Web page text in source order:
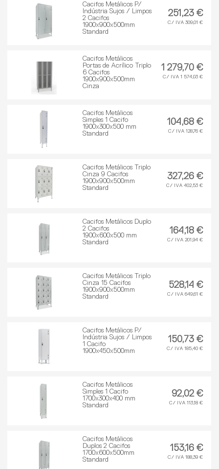
Cacifos Metálicos P/
Indústria Sujos / Limpos
2 Cacifos
1900x900x500mm
Standard
251,23 €
C/ IVA 309,01 €
Cacifos Metálicos
Portas de Acrílico Triplo
6 Cacifos
1900x900x500mm
Cinza
1 279,70 €
C/ IVA 1 574,03 €
Cacifos Metálicos
Simples 1 Cacifo
1900x300x500 mm
Standard
104,68 €
C/ IVA 128,76 €
Cacifos Metálicos Triplo
Cinza 9 Cacifos
1900x900x500mm
Standard
327,26 €
C/ IVA 402,53 €
Cacifos Metálicos Duplo
2 Cacifos
1900x600x500 mm
Standard
164,18 €
C/ IVA 201,94 €
Cacifos Metálicos Triplo
Cinza 15 Cacifos
1900x900x500mm
Standard
528,14 €
C/ IVA 649,61 €
Cacifos Metálicos P/
Indústria Sujos / Limpos
1 Cacifo
1900x450x500mm
150,73 €
C/ IVA 185,40 €
Cacifos Metálicos
Simples 1 Cacifo
1700x300x400 mm
Standard
92,02 €
C/ IVA 113,18 €
Cacifos Metálicos
Duplos 2 Cacifos
1700x600x500mm
Standard
153,16 €
C/ IVA 188,39 €